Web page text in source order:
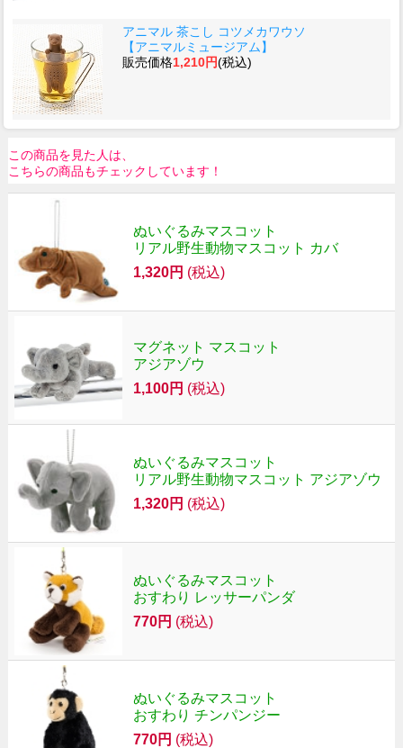
アニマル 茶こし コツメカワウソ
【アニマルミュージアム】
販売価格1,210円(税込)
この商品を見た人は、
こちらの商品もチェックしています！
ぬいぐるみマスコット
リアル野生動物マスコット カバ
1,320円 (税込)
マグネット マスコット
アジアゾウ
1,100円 (税込)
ぬいぐるみマスコット
リアル野生動物マスコット アジアゾウ
1,320円 (税込)
ぬいぐるみマスコット
おすわり レッサーパンダ
770円 (税込)
ぬいぐるみマスコット
おすわり チンパンジー
770円 (税込)